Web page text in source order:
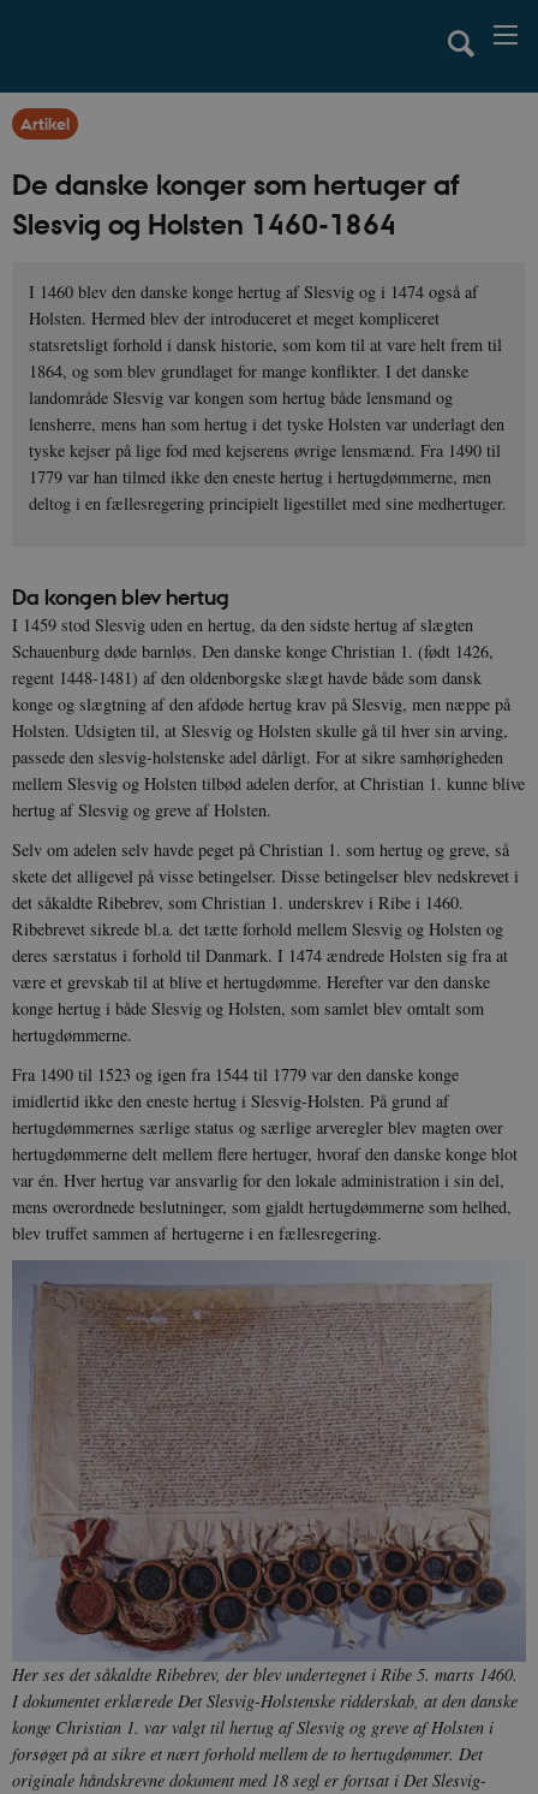
Artikel
De danske konger som hertuger af
Slesvig og Holsten 1460-1864
I 1460 blev den danske konge hertug af Slesvig og i 1474 også af
Holsten. Hermed blev der introduceret et meget kompliceret
statsretsligt forhold i dansk historie, som kom til at vare helt frem til
1864, og som blev grundlaget for mange konflikter. I det danske
landområde Slesvig var kongen som hertug både lensmand og
lensherre, mens han som hertug i det tyske Holsten var underlagt den
tyske kejser på lige fod med kejserens øvrige lensmænd. Fra 1490 til
1779 var han tilmed ikke den eneste hertug i hertugdømmerne, men
deltog i en fællesregering principielt ligestillet med sine medhertuger.
Da kongen blev hertug
I 1459 stod Slesvig uden en hertug, da den sidste hertug af slægten
Schauenburg døde barnløs. Den danske konge Christian 1. (født 1426,
regent 1448-1481) af den oldenborgske slægt havde både som dansk
konge og slægtning af den afdøde hertug krav på Slesvig, men næppe på
Holsten. Udsigten til, at Slesvig og Holsten skulle gå til hver sin arving,
passede den slesvig-holstenske adel dårligt. For at sikre samhørigheden
mellem Slesvig og Holsten tilbød adelen derfor, at Christian 1. kunne blive
hertug af Slesvig og greve af Holsten.
Selv om adelen selv havde peget på Christian 1. som hertug og greve, så
skete det alligevel på visse betingelser. Disse betingelser blev nedskrevet i
det såkaldte Ribebrev, som Christian 1. underskrev i Ribe i 1460.
Ribebrevet sikrede bl.a. det tætte forhold mellem Slesvig og Holsten og
deres særstatus i forhold til Danmark. I 1474 ændrede Holsten sig fra at
være et grevskab til at blive et hertugdømme. Herefter var den danske
konge hertug i både Slesvig og Holsten, som samlet blev omtalt som
hertugdømmerne.
Fra 1490 til 1523 og igen fra 1544 til 1779 var den danske konge
imidlertid ikke den eneste hertug i Slesvig-Holsten. På grund af
hertugdømmernes særlige status og særlige arveregler blev magten over
hertugdømmerne delt mellem flere hertuger, hvoraf den danske konge blot
var én. Hver hertug var ansvarlig for den lokale administration i sin del,
mens overordnede beslutninger, som gjaldt hertugdømmerne som helhed,
blev truffet sammen af hertugerne i en fællesregering.
Her ses det såkaldte Ribebrev, der blev undertegnet i Ribe 5. marts 1460.
I dokumentet erklærede Det Slesvig-Holstenske ridderskab, at den danske
konge Christian 1. var valgt til hertug af Slesvig og greve af Holsten i
forsøget på at sikre et nært forhold mellem de to hertugdømmer. Det
originale håndskrevne dokument med 18 segl er fortsat i Det Slesvig-